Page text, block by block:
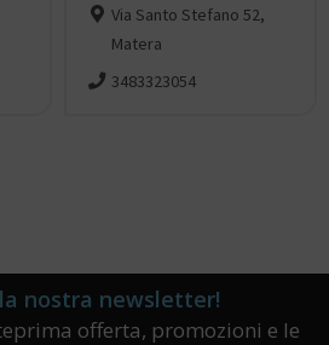
Via Santo Stefano 52,
Matera
3483323054
nostra newsletter!
offerta, promozioni e le